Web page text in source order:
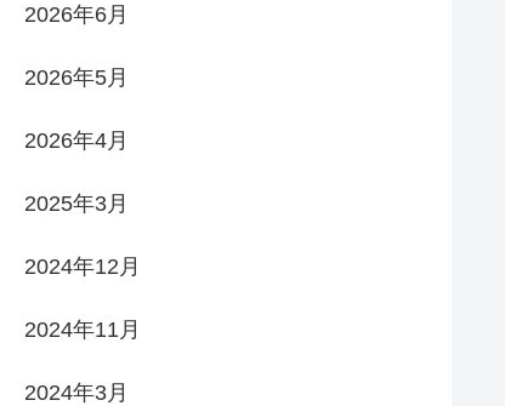
2026年6月
2026年5月
2026年4月
2025年3月
2024年12月
2024年11月
2024年3月